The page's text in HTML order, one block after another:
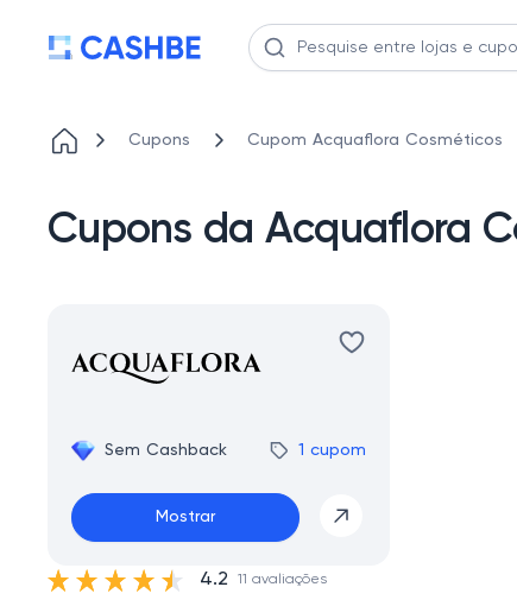
Cupons Cupom Acquaflora Cosméticos
Cupons da Acquaflora
Sem Cashback 1 cupom
Mostrar
4.2 11 avaliações